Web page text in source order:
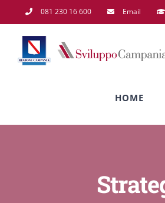
al
contenuto
081 230 16 600 Email
HOME